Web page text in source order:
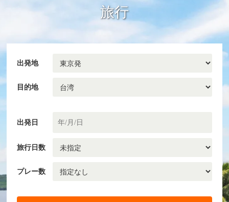
旅行
出発地
目的地
出発日
旅行日数
プレー数